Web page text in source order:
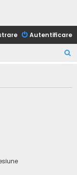
Autentificare
t